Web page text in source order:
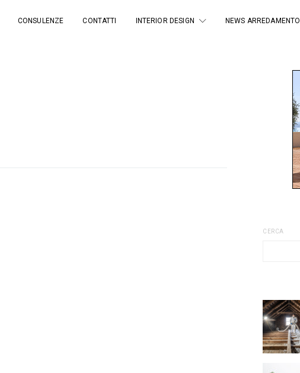
CONSULENZE CONTATTI INTERIOR DESIGN NEWS ARREDAMENTO
CERCA